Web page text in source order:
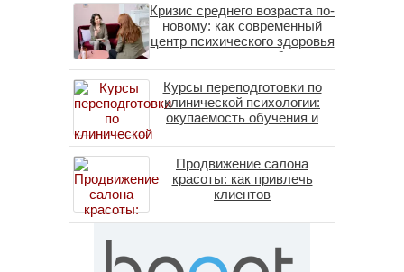
Кризис среднего возраста по-
новому: как современный
центр психического здоровья
помогает пересобрать
личность без таблеток
(методы ДПДГ и КПТ)
Курсы переподготовки по
клинической психологии:
окупаемость обучения и
специалистов в 2026 году
Продвижение салона
красоты: как привлечь
клиентов